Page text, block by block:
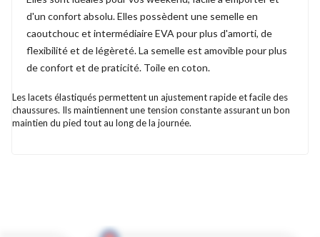
d'un confort absolu. Elles possèdent une semelle en
caoutchouc et intermédiaire EVA pour plus d'amorti, de
flexibilité et de légèreté. La semelle est amovible pour plus
de confort et de praticité. Toile en coton.
Les lacets élastiqués permettent un ajustement rapide et facile des
chaussures. Ils maintiennent une tension constante assurant un bon
maintien du pied tout au long de la journée.